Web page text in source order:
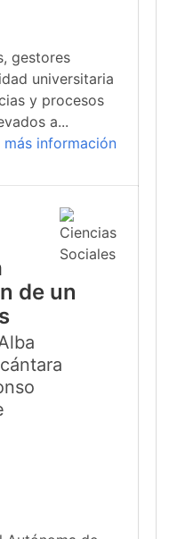
gestores
universitaria
y procesos
a...
más información
de un